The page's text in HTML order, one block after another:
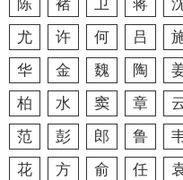
陈
褚 卫 蒋
尤
许 何 吕
华
金 魏 陶
柏
水 窦 章
范
彭 郎 鲁
花
方 俞 任